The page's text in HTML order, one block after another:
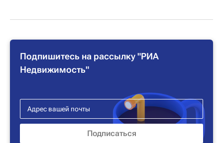
Подпишитесь на рассылку "РИА
Недвижимость"